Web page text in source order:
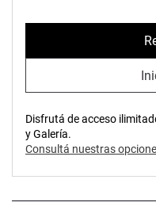
Disfrutá de acceso
y Galería.
Consultá nuestras